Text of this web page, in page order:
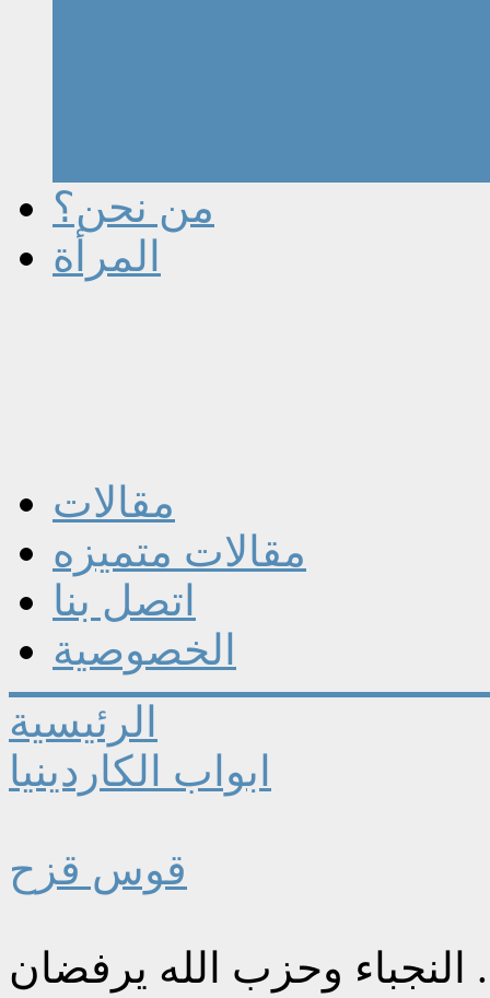
من نحن؟
المرأة
مقالات
مقالات متميزه
اتصل بنا
الخصوصية
الرئيسية
ابواب الكاردينيا
قوس قزح
وحزب الله يرفضان